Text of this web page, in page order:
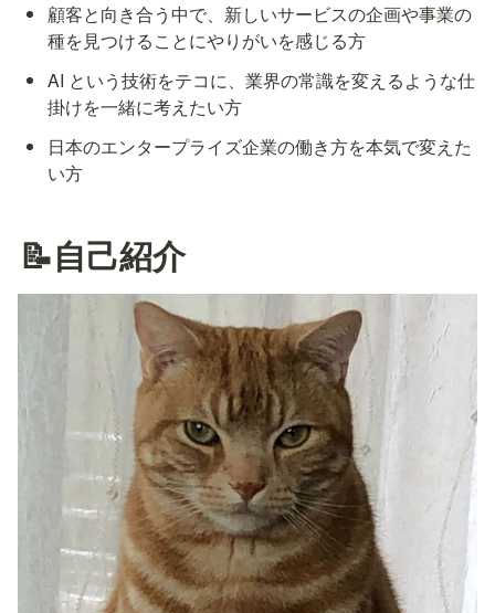
顧客と向き合う中で、新しいサービスの企画や事業の
種を見つけることにやりがいを感じる方
AI という技術をテコに、業界の常識を変えるような仕
掛けを一緒に考えたい方
日本のエンタープライズ企業の働き方を本気で変えた
い方
📝自己紹介